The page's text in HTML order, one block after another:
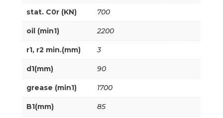
stat. C0r (KN) 700
oil (min1) 2200
r1, r2 min.(mm) 3
d1(mm) 90
grease (min1) 1700
B1(mm) 85